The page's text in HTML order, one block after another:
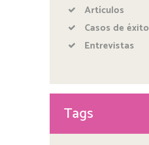
Artículos
Casos de éxito
Entrevistas
Tags